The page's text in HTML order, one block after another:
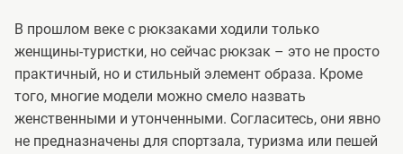
В прошлом веке с рюкзаками ходили только
женщины-туристки, но сейчас рюкзак – это не просто
практичный, но и стильный элемент образа. Кроме
того, многие модели можно смело назвать
женственными и утонченными. Согласитесь, они явно
не предназначены для спортзала, туризма или пешей